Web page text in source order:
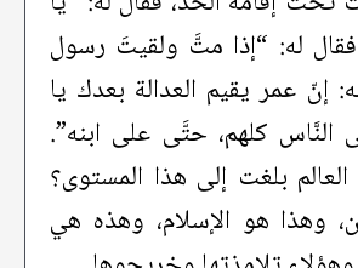
له: “إذا متَّ ولقيتَ رسول
إنّ عمر يقيم العدالة بعدك يا
النَّاس كلهم، حتَّى على ابنه”.
بلغت إلى هذا المستوى؟
وهذا هو الإسلام، وهذه هي